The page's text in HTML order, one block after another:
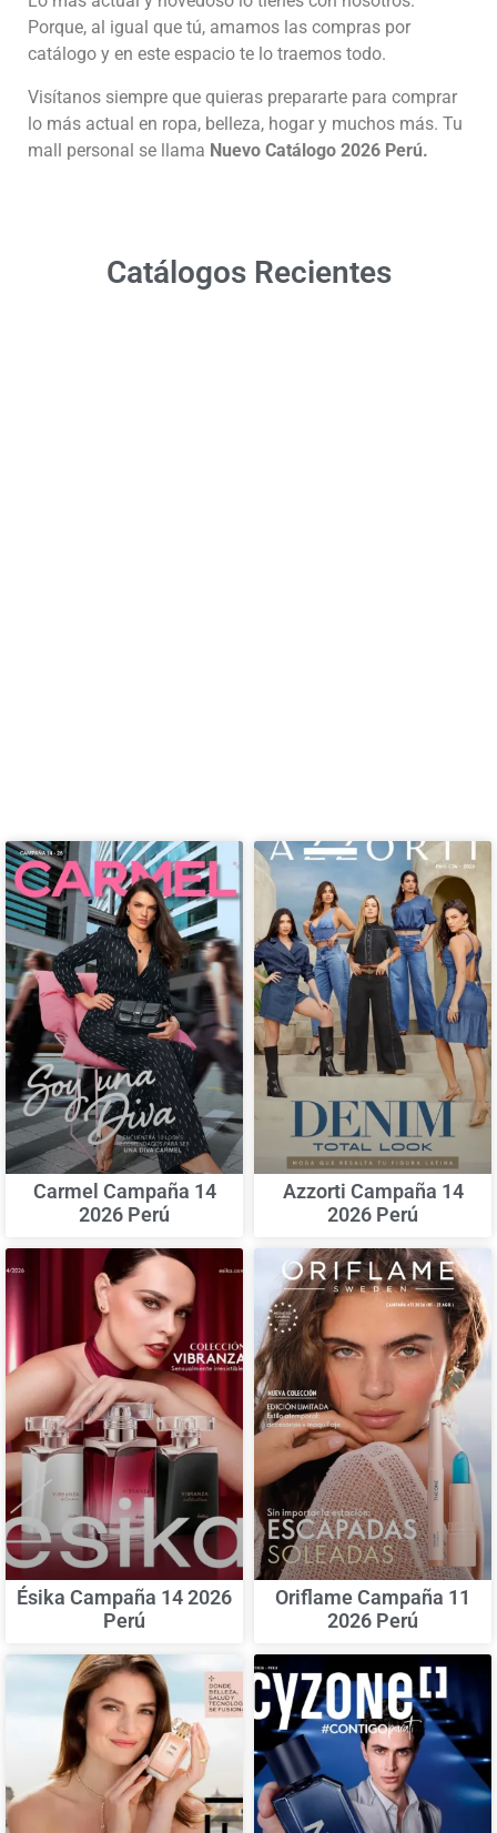
Porque, al igual que tú, amamos las compras por
catálogo y en este espacio te lo traemos todo.
Visítanos siempre que quieras prepararte para comprar
lo más actual en ropa, belleza, hogar y muchos más. Tu
mall personal se llama Nuevo Catálogo 2026 Perú.
Catálogos Recientes
Carmel Campaña 14
2026 Perú
Azzorti Campaña 14
2026 Perú
Ésika Campaña 14 2026
Perú
Oriflame Campaña 11
2026 Perú